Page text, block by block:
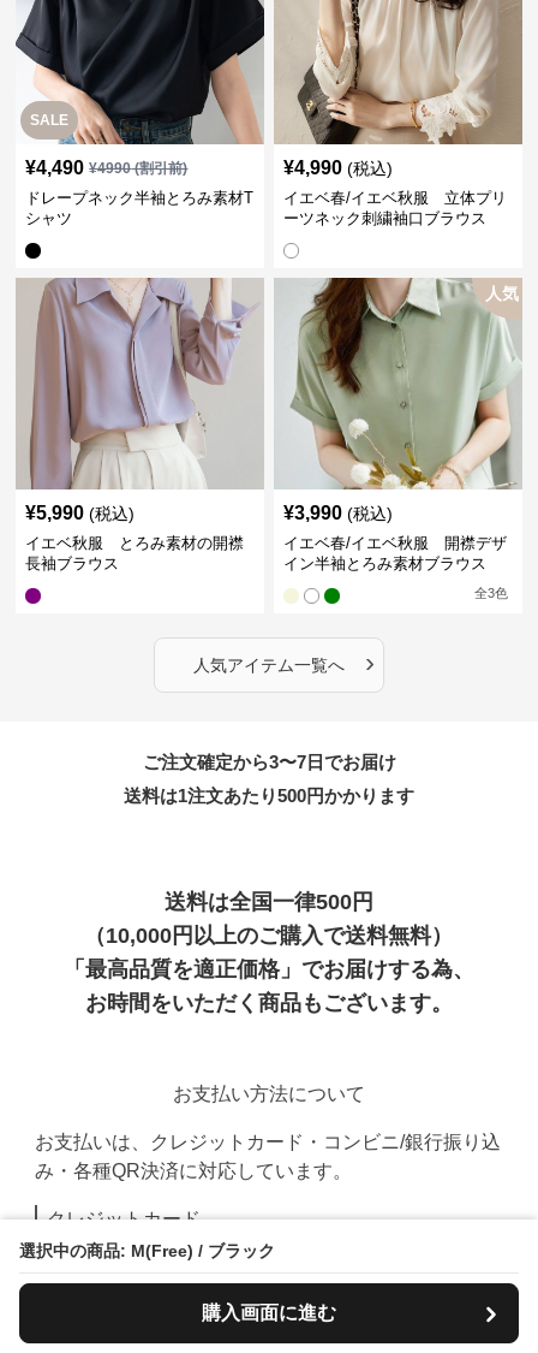
選択中の商品: M(Free) / ブラック
購入画面に進む
SALE
¥4,490 ¥4990(割引前)
ドレープネック半袖とろみ素材T
シャツ
¥4,990 (税込)
イエベ春/イエベ秋服 立体プリ
ーツネック刺繍袖口ブラウス
¥5,990 (税込)
イエベ秋服 とろみ素材の開襟
長袖ブラウス
人気
¥3,990 (税込)
イエベ春/イエベ秋服 開襟デザ
イン半袖とろみ素材ブラウス
全3色
人気アイテム一覧へ ›
ご注文確定から3〜7日でお届け
送料は1注文あたり500円かかります
送料は全国一律500円
（10,000円以上のご購入で送料無料）
「最高品質を適正価格」でお届けする為、
お時間をいただく商品もございます。
お支払い方法について
お支払いは、クレジットカード・コンビニ/銀行振り込
み・各種QR決済に対応しています。
クレジットカード